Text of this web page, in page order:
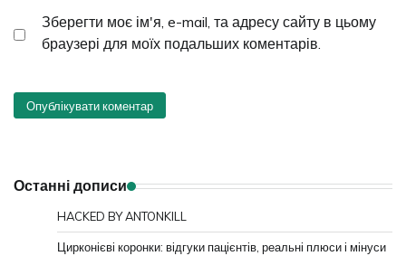
Зберегти моє ім'я, e-mail, та адресу сайту в цьому
браузері для моїх подальших коментарів.
Останні дописи
HACKED BY ANTONKILL
Цирконієві коронки: відгуки пацієнтів, реальні плюси і мінуси